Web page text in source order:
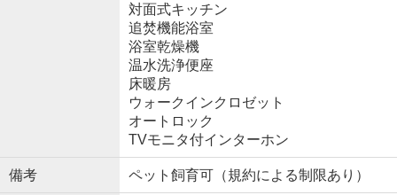
対面式キッチン
追焚機能浴室
浴室乾燥機
温水洗浄便座
床暖房
ウォークインクロゼット
オートロック
TVモニタ付インターホン
備考 ペット飼育可（規約による制限あり）